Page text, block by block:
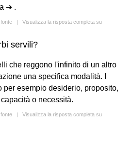
➔ .
| Visualizza la risposta completa su
servili?
che reggono l'infinito di un altro
una specifica modalità. I
per esempio desiderio, proposito,
o necessità.
| Visualizza la risposta completa su